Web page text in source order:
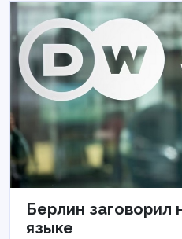
Берлин заговорил
языке